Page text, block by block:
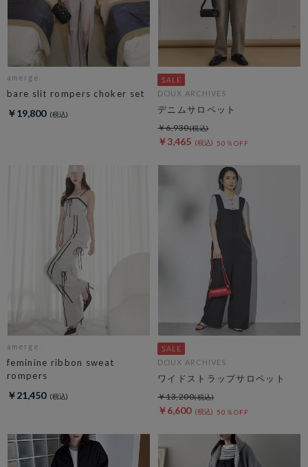
amerge.
bare slit rompers choker set
￥19,800
DOUX ARCHIVES
デニムサロペット
￥3,465 50％OFF
￥6,930
amerge.
feminine ribbon sweat
rompers
￥21,450
DOUX ARCHIVES
ワイドストラップサロペット
￥6,600 50％OFF
￥13,200